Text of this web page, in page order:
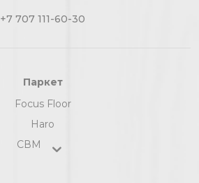
+7 707 111-60-30
Паркет
Focus Floor
Haro
СВМ